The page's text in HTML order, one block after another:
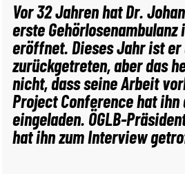
Vor 32 Jahren hat Dr.
erste Gehörlosenambulanz
eröffnet. Dieses Jahr ist
zurückgetreten, aber das
nicht, dass seine Arbeit
Project Conference hat ihn
eingeladen. ÖGLB-
hat ihn zum Interview